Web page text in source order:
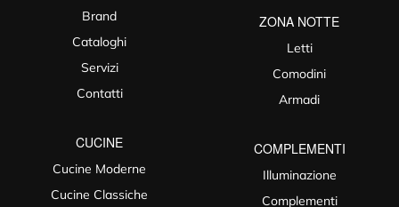
Brand
Cataloghi
Servizi
Contatti
CUCINE
Cucine Moderne
Cucine Classiche
ZONA NOTTE
Letti
Comodini
Armadi
COMPLEMENTI
Illuminazione
Complementi